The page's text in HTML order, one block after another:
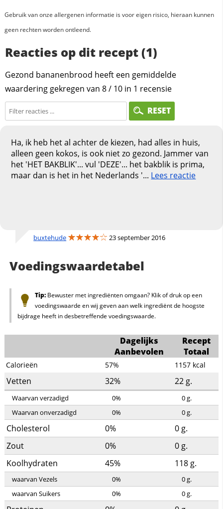
Gebruik van onze allergenen informatie is voor eigen risico, hieraan kunnen
geen rechten worden ontleend.
Reacties op dit recept (1)
Gezond bananenbrood heeft een gemiddelde
waardering gekregen van 8/ 10 in 1 recensie
RESET
Ha, ik heb het al achter de kiezen, had alles in huis,
alleen geen kokos, is ook niet zo gezond. Jammer van
het 'HET BAKBLIK'... vul 'DEZE'... het bakblik is prima,
maar dan is het in het Nederlands '... Lees reactie
buxtehude 23 september 2016
Voedingswaardetabel
Tip:Bewuster met ingrediënten omgaan? Klik of druk op een
voedingswaarde en wij geven aan welk ingrediënt de hoogste
bijdrage heeft in desbetreffende voedingswaarde.
Dagelijks
Aanbevolen
Recept
Totaal
Calorieën 57% 1157 kcal
Vetten 32% 22 g.
Waarvan verzadigd 0% 0g.
Waarvan onverzadigd
0% 0g.
Cholesterol 0% 0 g.
Zout
0% 0 g.
Koolhydraten
45% 118 g.
waarvan Vezels 0% 0g.
waarvan Suikers
0% 0g.